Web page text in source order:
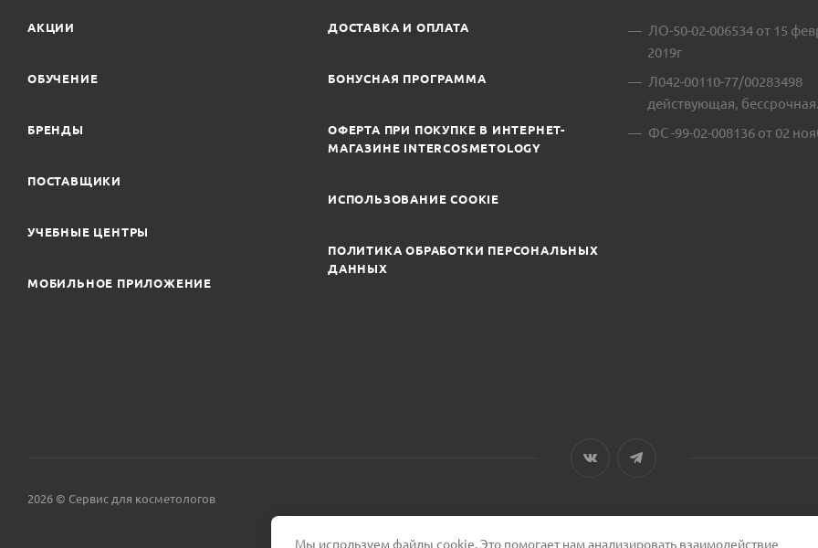
АКЦИИ
ОБУЧЕНИЕ
БРЕНДЫ
ПОСТАВЩИКИ
УЧЕБНЫЕ ЦЕНТРЫ
МОБИЛЬНОЕ ПРИЛОЖЕНИЕ
ДОСТАВКА И ОПЛАТА
БОНУСНАЯ ПРОГРАММА
ОФЕРТА ПРИ ПОКУПКЕ В ИНТЕРНЕТ-
МАГАЗИНЕ INTERCOSMETOLOGY
ИСПОЛЬЗОВАНИЕ COOKIE
ПОЛИТИКА ОБРАБОТКИ ПЕРСОНАЛЬНЫХ
ДАННЫХ
ЛО-50-02-006534 от 15
2019г
Л042-00110-77/00283498
действующая,
ФС -99-02-008136 от 02
2026 © Сервис для косметологов
Мы используем файлы cookie. Это помогает нам анализировать взаимодействие